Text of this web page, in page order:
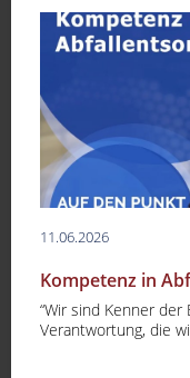
11.06.2026
Kompetenz in
“Wir sind Kenner
Verantwortung, die